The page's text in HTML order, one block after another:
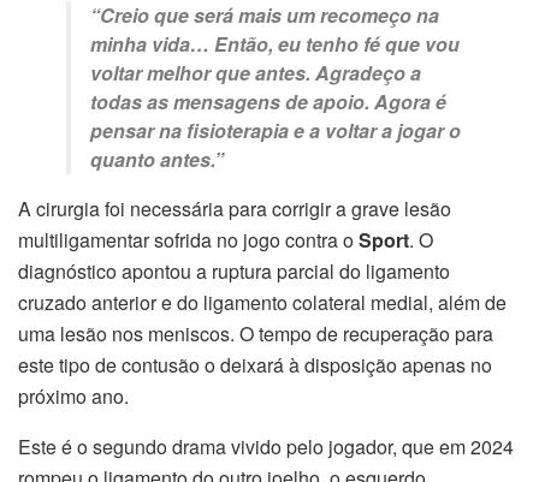
“Creio que será mais um recomeço na
minha vida… Então, eu tenho fé que vou
voltar melhor que antes. Agradeço a
todas as mensagens de apoio. Agora é
pensar na fisioterapia e a voltar a jogar o
quanto antes.”
A cirurgia foi necessária para corrigir a grave lesão
multiligamentar sofrida no jogo contra oSport. O
diagnóstico apontou a ruptura parcial do ligamento
cruzado anterior e do ligamento colateral medial, além de
uma lesão nos meniscos. O tempo de recuperação para
este tipo de contusão o deixará à disposição apenas no
próximo ano.
Este é o segundo drama vivido pelo jogador, que em 2024